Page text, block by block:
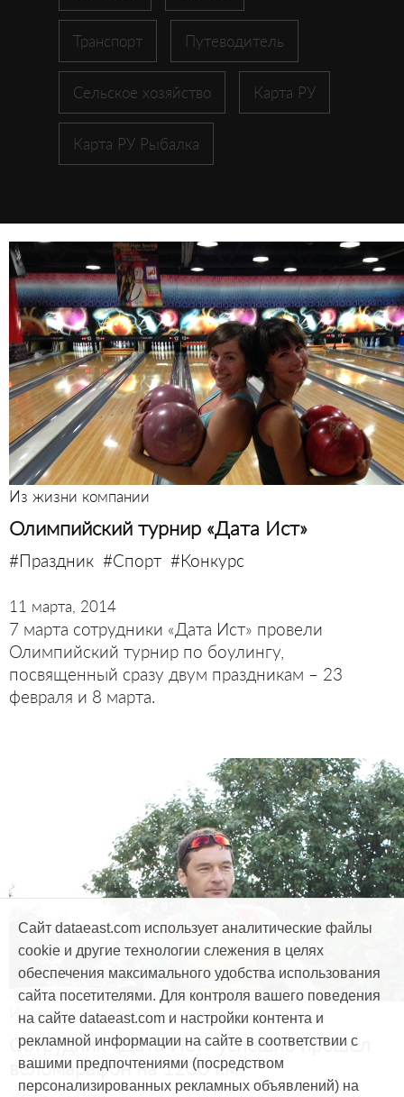
Транспорт Путеводитель
Сельское хозяйство Карта РУ
Карта РУ Рыбалка
Из жизни компании
Олимпийский турнир «Дата Ист»
#Праздник #Спорт #Конкурс
11 марта, 2014
7 марта сотрудники «Дата Ист» провели
Олимпийский турнир по боулингу,
посвященный сразу двум праздникам – 23
февраля и 8 марта.
Из жизни компании
Сотрудник «Дата Ист» успешно прошел
веломарафон на 1200 км
Сайт dataeast.com использует аналитические файлы
cookie и другие технологии слежения в целях
обеспечения максимального удобства использования
сайта посетителями. Для контроля вашего поведения
на сайте dataeast.com и настройки контента и
рекламной информации на сайте в соответствии с
вашими предпочтениями (посредством
персонализированных рекламных объявлений) на